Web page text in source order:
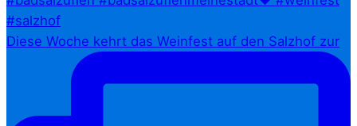
Diese Woche kehrt das Weinfest auf den Salzhof zur